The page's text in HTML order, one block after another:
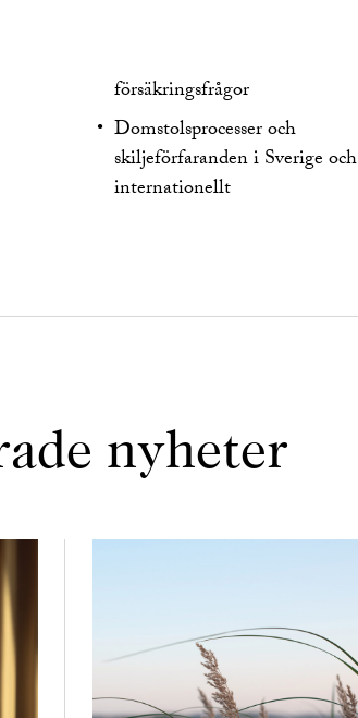
försäkringsfrågor
Domstolsprocesser och
skiljeförfaranden i Sverige och
internationellt
nyheter